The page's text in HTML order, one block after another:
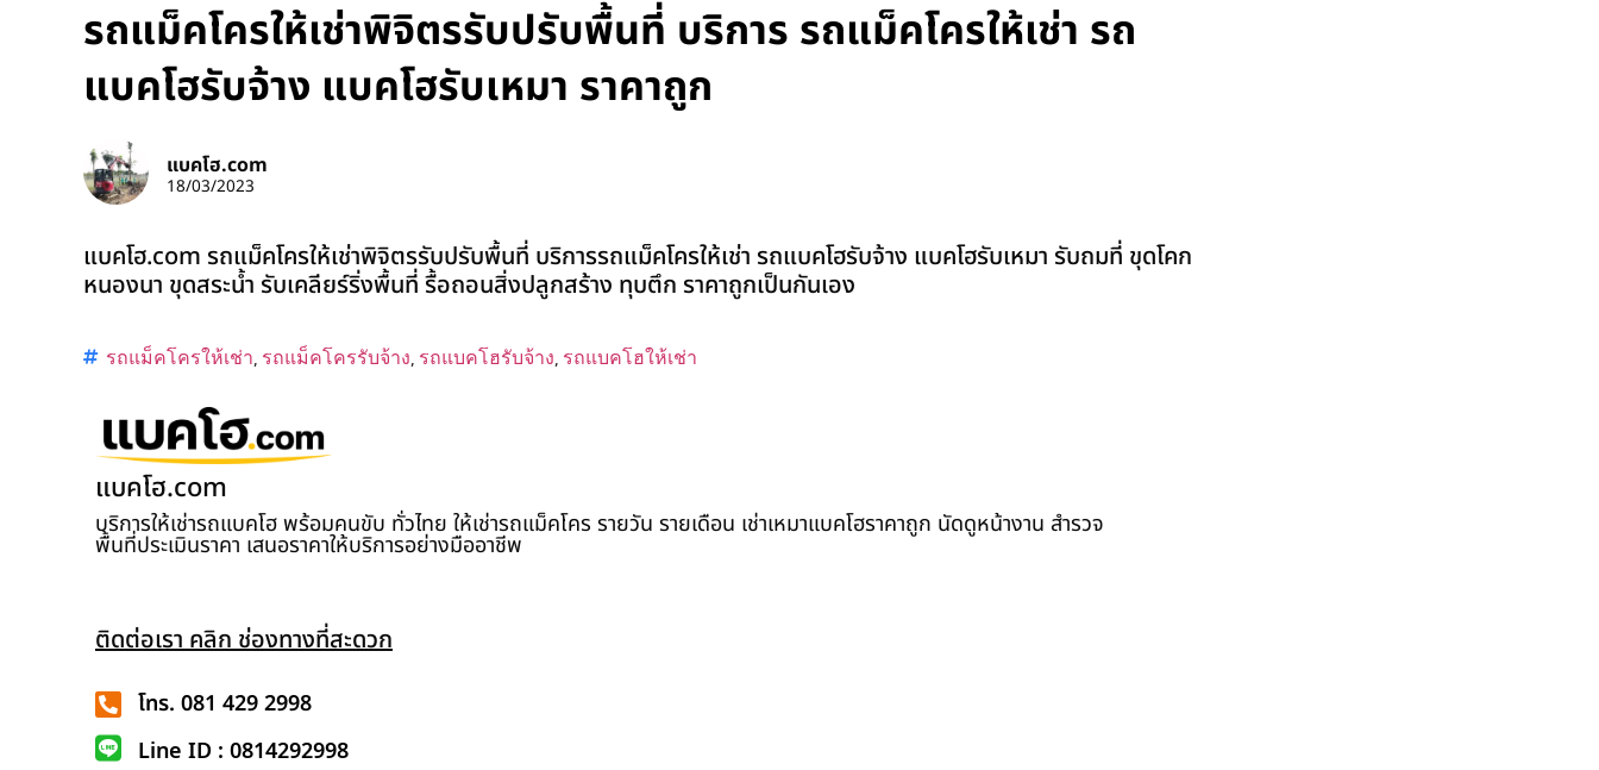
รถแม็คโครให้เช่าพิจิตรรับปรับพื้นที่ บริการ รถแม็คโครให้เช่า รถ
แบคโฮรับจ้าง แบคโฮรับเหมา ราคาถูก
แบคโฮ.com
18/03/2023
แบคโฮ.com รถแม็คโครให้เช่าพิจิตรรับปรับพื้นที่ บริการรถแม็คโครให้เช่า รถแบคโฮรับจ้าง แบคโฮรับเหมา รับถมที่ ขุดโคก
หนองนา ขุดสระน้ำ รับเคลียร์ริ่งพื้นที่ รื้อถอนสิ่งปลูกสร้าง ทุบตึก ราคาถูกเป็นกันเอง
รถแม็คโครให้เช่า, รถแม็คโครรับจ้าง, รถแบคโฮรับจ้าง, รถแบคโฮให้เช่า
แบคโฮ.com
บริการให้เช่ารถแบคโฮ พร้อมคนขับ ทั่วไทย ให้เช่ารถแม็คโคร รายวัน รายเดือน เช่าเหมาแบคโฮราคาถูก นัดดูหน้างาน สำรวจ
พื้นที่ประเมินราคา เสนอราคาให้บริการอย่างมืออาชีพ
ติดต่อเรา คลิก ช่องทางที่สะดวก
โทร. 081 429 2998
Line ID : 0814292998